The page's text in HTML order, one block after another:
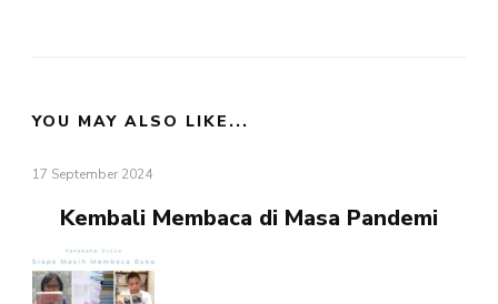
YOU MAY ALSO LIKE...
17 September 2024
Kembali Membaca di Masa Pandemi